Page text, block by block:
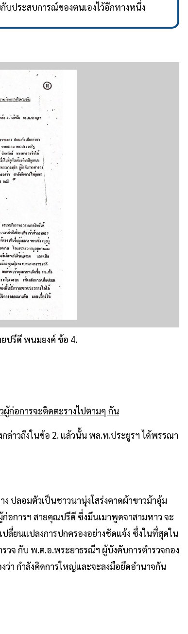
บประสบการณ์ของตนเองไว้อีกทางหนึ่ง
ปรีดี พนมยงค์ ข้อ 4.
ผู้ก่อการจะติดตะรางไปตามๆ กัน
ล่าวถึงในข้อ 2. แล้วนั้น พล.ท.ประยูรฯ ได้พรรณา
ปลอมตัวเป็นชาวนานุ่งโสร่งคาดผ้าขาวม้าอุ้ม
อการฯ สายคุณปรีดี ซึ่งมึนเมาพูดจาสามหาว จะ
ลี่ยนแปลงการปกครองอย่างชัดแจ้ง ซึ่งในที่สุดใน
จ กับ พ.ต.อ.พระยาธรณีฯ ผู้บังคับการตำรวจกอง
ว่า กำลังคิดการใหญ่และจะลงมือยึดอำนาจกัน